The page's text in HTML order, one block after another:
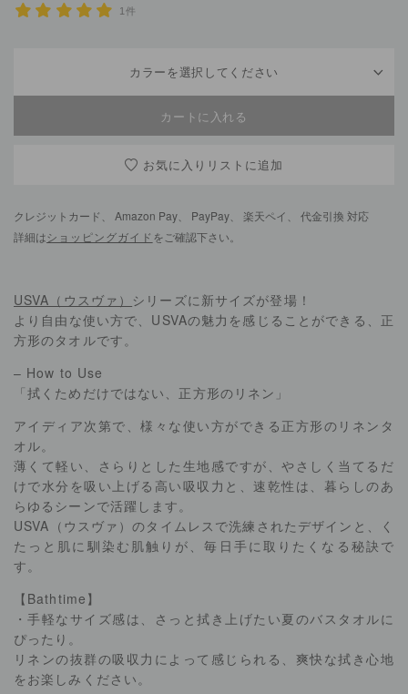
1件
カラーを選択してください
お気に入りリスト
クレジットカード、 Amazon Pay、 PayPay、 楽天ペイ、 代金引換 対応
詳細はショッピングガイド をご確認下さい。
USVA（ウスヴァ） シリーズに新サイズが登場！
より自由な使い方で、USVAの魅力を感じることができる、正
方形のタオルです。
– How to Use
「拭くためだけではない、正方形のリネン」
アイディア次第で、様々な使い方ができる正方形のリネンタ
オル。
薄くて軽い、さらりとした生地感ですが、やさしく当てるだ
けで水分を吸い上げる高い吸収力と、速乾性は、暮らしのあ
らゆるシーンで活躍します。
USVA（ウスヴァ）のタイムレスで洗練されたデザインと、く
たっと肌に馴染む肌触りが、毎日手に取りたくなる秘訣で
す。
【Bathtime】
・手軽なサイズ感は、さっと拭き上げたい夏のバスタオルに
ぴったり。
リネンの抜群の吸収力によって感じられる、爽快な拭き心地
をお楽しみください。